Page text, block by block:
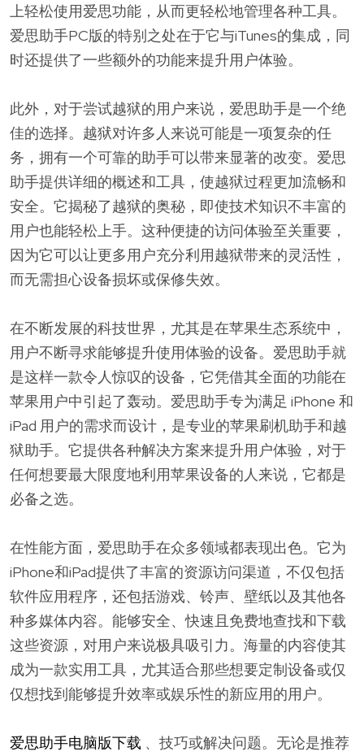
上轻松使用爱思功能，从而更轻松地管理各种工具。
爱思助手PC版的特别之处在于它与iTunes的集成，同
时还提供了一些额外的功能来提升用户体验。
此外，对于尝试越狱的用户来说，爱思助手是一个绝
佳的选择。越狱对许多人来说可能是一项复杂的任
务，拥有一个可靠的助手可以带来显著的改变。爱思
助手提供详细的概述和工具，使越狱过程更加流畅和
安全。它揭秘了越狱的奥秘，即使技术知识不丰富的
用户也能轻松上手。这种便捷的访问体验至关重要，
因为它可以让更多用户充分利用越狱带来的灵活性，
而无需担心设备损坏或保修失效。
在不断发展的科技世界，尤其是在苹果生态系统中，
用户不断寻求能够提升使用体验的设备。爱思助手就
是这样一款令人惊叹的设备，它凭借其全面的功能在
苹果用户中引起了轰动。爱思助手专为满足 iPhone 和
iPad 用户的需求而设计，是专业的苹果刷机助手和越
狱助手。它提供各种解决方案来提升用户体验，对于
任何想要最大限度地利用苹果设备的人来说，它都是
必备之选。
在性能方面，爱思助手在众多领域都表现出色。它为
iPhone和iPad提供了丰富的资源访问渠道，不仅包括
软件应用程序，还包括游戏、铃声、壁纸以及其他各
种多媒体内容。能够安全、快速且免费地查找和下载
这些资源，对用户来说极具吸引力。海量的内容使其
成为一款实用工具，尤其适合那些想要定制设备或仅
仅想找到能够提升效率或娱乐性的新应用的用户。
爱思助手电脑版下载 、技巧或解决问题。无论是推荐